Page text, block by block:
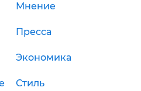
Мнение
Пресса
Экономика
Стиль